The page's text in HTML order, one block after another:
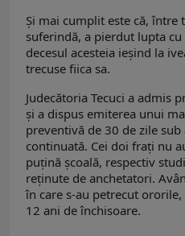
Și mai cumplit este că, între
suferindă, a pierdut lupta
decesul acesteia ieșind la
trecuse fiica sa.
Judecătoria Tecuci a admis
și a dispus emiterea unui
preventivă de 30 de zile
continuată. Cei doi frați nu
puțină școală, respectiv
reținute de anchetatori.
în care s-au petrecut
12 ani de închisoare.